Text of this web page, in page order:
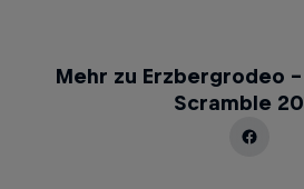
Mehr zu Erzbergrodeo
Scramble